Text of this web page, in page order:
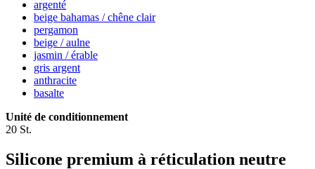
argenté
beige bahamas / chêne clair
pergamon
beige / aulne
jasmin / érable
gris argent
anthracite
basalte
Unité de conditionnement
20 St.
Silicone premium à réticulation neutre